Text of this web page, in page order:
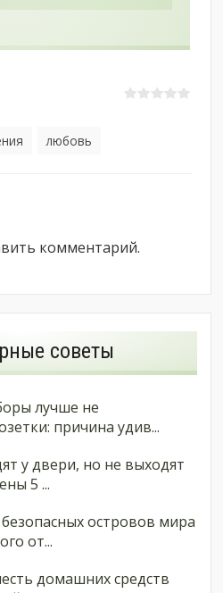
любовь
комментарий.
советы
лучше не
причина удив...
у двери, но не выходят
5 ...
островов мира
от...
домашних средств